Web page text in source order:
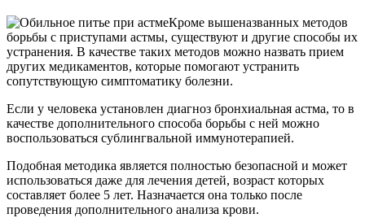
Кроме вышеназванных методов
борьбы с приступами астмы, существуют и другие способы их
устранения. В качестве таких методов можно назвать прием
других медикаментов, которые помогают устранить
сопутствующую симптоматику болезни.
Если у человека установлен диагноз бронхиальная астма, то в
качестве дополнительного способа борьбы с ней можно
воспользоваться сублингвальной иммунотерапией.
Подобная методика является полностью безопасной и может
использоваться даже для лечения детей, возраст которых
составляет более 5 лет. Назначается она только после
проведения дополнительного анализа крови.